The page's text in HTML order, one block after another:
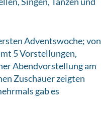
Adventswoche; von
5 Vorstellungen,
Abendvorstellung am
Zuschauer zeigten
gab es